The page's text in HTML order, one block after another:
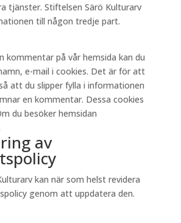
tjänster. Stiftelsen Särö Kulturarv
till någon tredje part.
kommentar på vår hemsida kan du
e-mail i cookies. Det är för att
att du slipper fylla i informationen
en kommentar. Dessa cookies
du besöker hemsidan
av
kan när som helst revidera
genom att uppdatera den.